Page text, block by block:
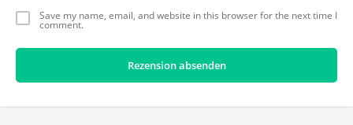
Save my name, email, and website in this browser for the next time I
comment.
Rezension absenden